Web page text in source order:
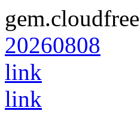
20260808
link
link